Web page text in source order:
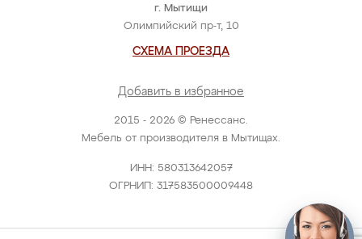
2015 - 2026 © Ренессанс.
Мебель от производителя в Мытищах.
ИНН: 580313642057
ОГРНИП: 317583500009448
г. Мытищи
Олимпийский пр-т, 10
СХЕМА ПРОЕЗДА
Добавить в избранное